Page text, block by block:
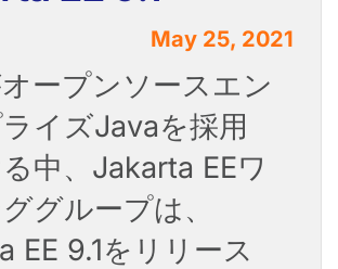
May 25, 2021
ープンソースエン
イズJavaを採用
中、Jakarta EEワ
グループは、
EE 9.1をリリース